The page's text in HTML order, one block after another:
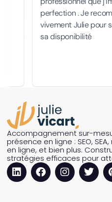
Accompagnement sur-
présence en ligne : SEO,
en ligne, et bien plus.
stratégies efficaces pour